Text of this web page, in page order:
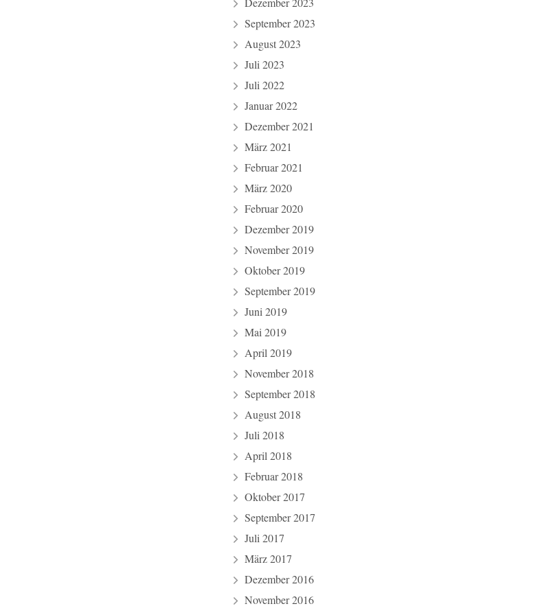
September 2023
August 2023
Juli 2023
Juli 2022
Januar 2022
Dezember 2021
März 2021
Februar 2021
März 2020
Februar 2020
Dezember 2019
November 2019
Oktober 2019
September 2019
Juni 2019
Mai 2019
April 2019
November 2018
September 2018
August 2018
Juli 2018
April 2018
Februar 2018
Oktober 2017
September 2017
Juli 2017
März 2017
Dezember 2016
November 2016